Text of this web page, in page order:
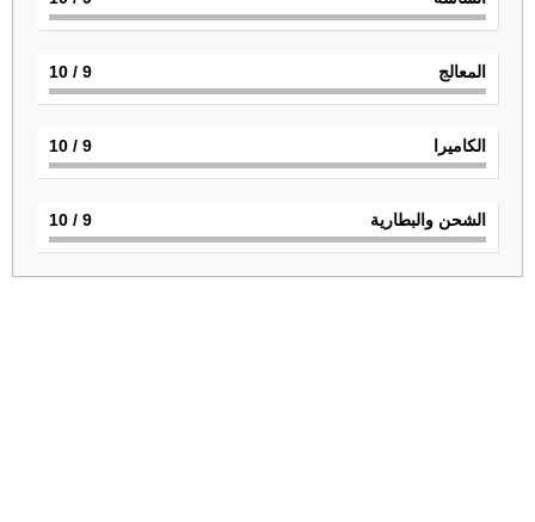
المعالج 9
/ 10
الكاميرا 9
/ 10
الشحن والبطارية 9
/ 10